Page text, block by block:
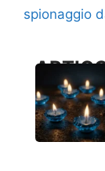
spionaggio